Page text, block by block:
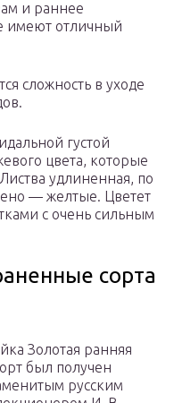
и раннее
имеют отличный
сложность в уходе
густой
цвета, которые
удлиненная, по
— желтые. Цветет
с очень сильным
сорта
Золотая ранняя
был получен
русским